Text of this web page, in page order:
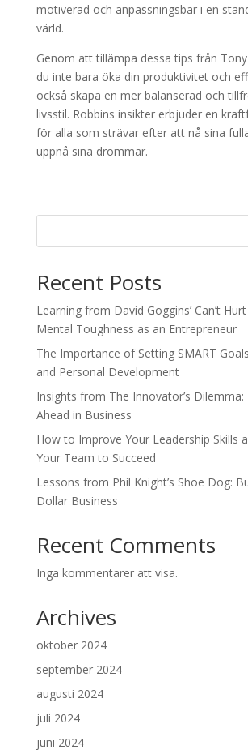
motiverad och anpassningsbar i en
värld.
Genom att tillämpa dessa tips från
du inte bara öka din produktivitet och
också skapa en mer balanserad och
livsstil. Robbins insikter erbjuder en
för alla som strävar efter att nå sina
uppnå sina drömmar.
Recent Posts
Learning from David Goggins’ Can’t
Mental Toughness as an Entrepreneur
The Importance of Setting SMART
and Personal Development
Insights from The Innovator’s
Ahead in Business
How to Improve Your Leadership Skills
Your Team to Succeed
Lessons from Phil Knight’s Shoe Dog:
Dollar Business
Recent Comments
Inga kommentarer att visa.
Archives
oktober 2024
september 2024
augusti 2024
juli 2024
juni 2024